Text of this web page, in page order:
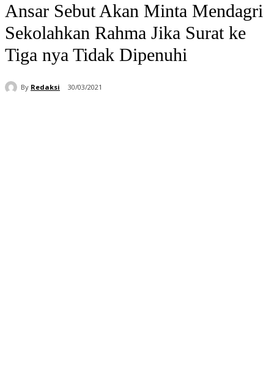
Ansar Sebut Akan Minta Mendagri
Sekolahkan Rahma Jika Surat ke
Tiga nya Tidak Dipenuhi
By Redaksi 30/03/2021